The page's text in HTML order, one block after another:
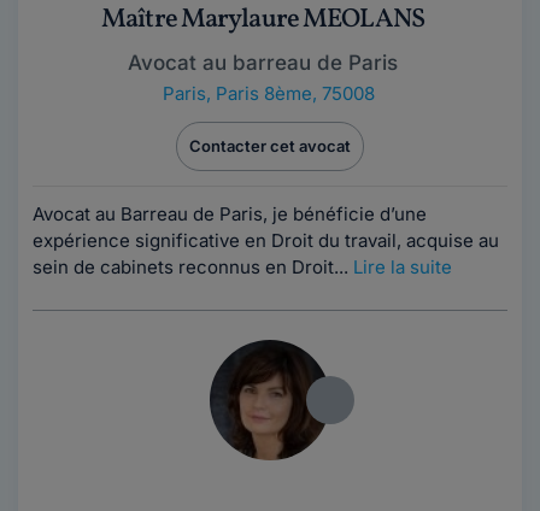
Maître Marylaure MEOLANS
Avocat au barreau de Paris
Paris, Paris 8ème, 75008
Contacter cet avocat
Avocat au Barreau de Paris, je bénéficie d’une
expérience significative en Droit du travail, acquise au
sein de cabinets reconnus en Droit... Lire la suite